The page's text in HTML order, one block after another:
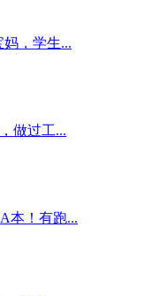
，学生...
做过工...
本！有跑...